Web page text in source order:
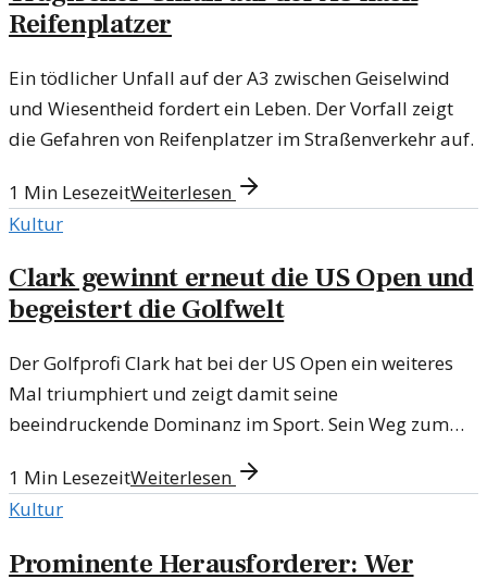
Reifenplatzer
Ein tödlicher Unfall auf der A3 zwischen Geiselwind
und Wiesentheid fordert ein Leben. Der Vorfall zeigt
die Gefahren von Reifenplatzer im Straßenverkehr auf.
1 Min LesezeitWeiterlesen
Kultur
Clark gewinnt erneut die US Open und
begeistert die Golfwelt
Der Golfprofi Clark hat bei der US Open ein weiteres
Mal triumphiert und zeigt damit seine
beeindruckende Dominanz im Sport. Sein Weg zum
1 Min LesezeitWeiterlesen
Kultur
Prominente Herausforderer: Wer